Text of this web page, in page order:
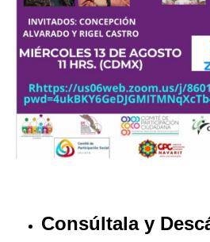
Consúltala y